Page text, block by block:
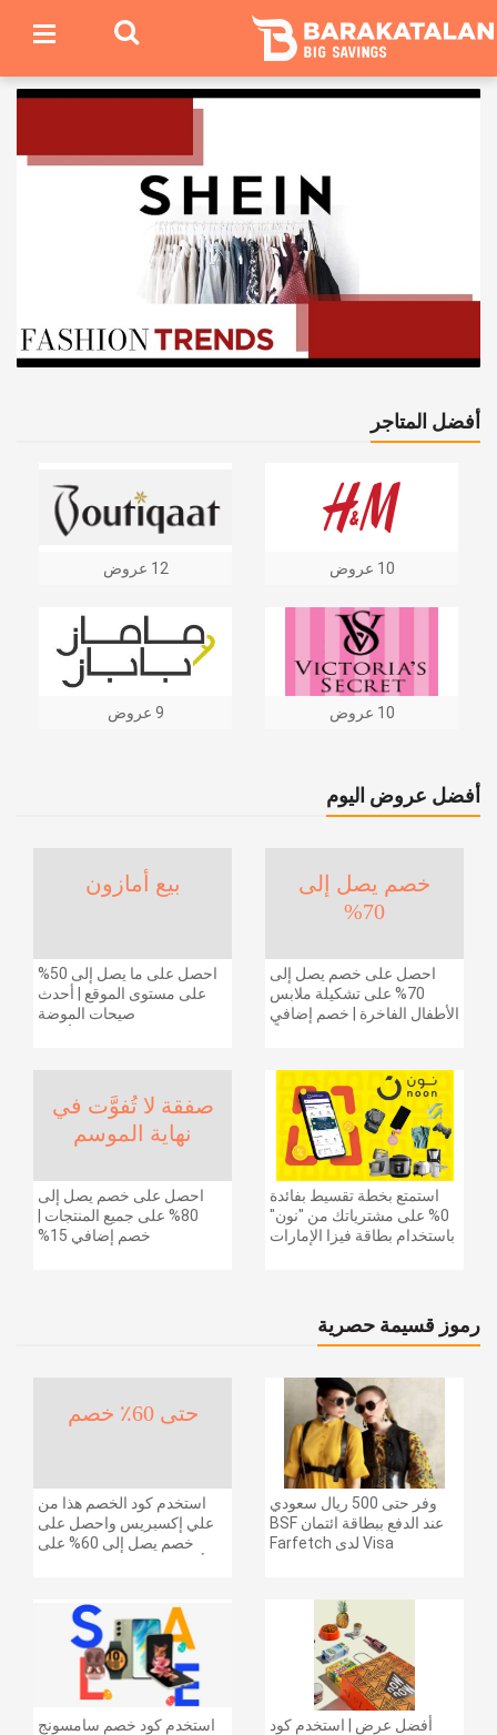
أفضل المتاجر
12 عروض 10 عروض
9 عروض 10 عروض
أفضل عروض اليوم
بيع أمازون
احصل على ما يصل إلى 50%
على مستوى الموقع | أحدث
صيحات الموضة
خصم يصل إلى
70%
احصل على خصم يصل إلى
70% على تشكيلة ملابس
الأطفال الفاخرة | خصم إضافي
صفقة لا تُفوَّت في
نهاية الموسم
احصل على خصم يصل إلى
80% على جميع المنتجات |
خصم إضافي 15%
استمتع بخطة تقسيط بفائدة
0% على مشترياتك من "نون"
باستخدام بطاقة فيزا الإمارات
رموز قسيمة حصرية
حتى 60٪ خصم
استخدم كود الخصم هذا من
علي إكسبريس واحصل على
خصم يصل إلى 60% على
بقيمة 155 دولارًا أمريكيًا على
الطلبات التي تزيد قيمتها عن
1425 ريالًا سعوديًا | شحن مج
وفر حتى 500 ريال سعودي
عند الدفع ببطاقة ائتمان BSF
Visa لدى Farfetch
استخدم كود خصم سامسونج
أفضل عرض | استخدم كود